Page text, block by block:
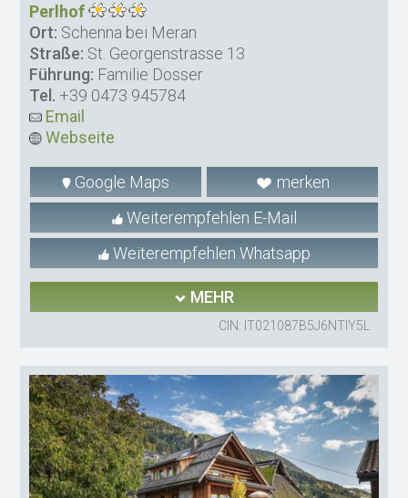
Perlhof
Ort: Schenna bei Meran
Straße: St. Georgenstrasse 13
Führung: Familie Dosser
Tel. +39 0473 945784
Email
Webseite
Google Maps
merken
Weiterempfehlen E-Mail
Weiterempfehlen Whatsapp
MEHR
CIN: IT021087B5J6NTIY5L